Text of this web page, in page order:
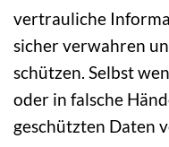
vertrauliche
sicher verwahren
schützen. Selbst
oder in falsche
geschützten Daten